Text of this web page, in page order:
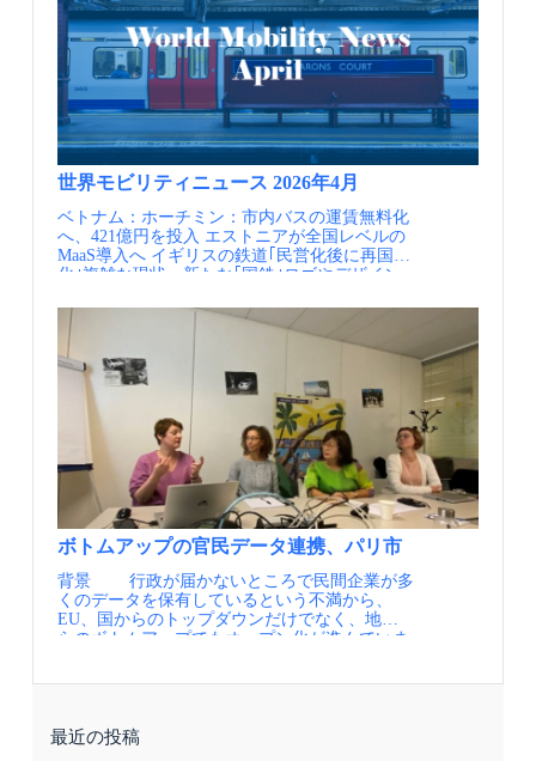
がっています。 その結果、路上を占めていた駐
車スペースが緑化や交流空間、駐輪場等へと転
換され、自家用車中心から人間中心への道路空
間の再編が進んでいます。 ポイント 自家用車
の削減を空間に変換する 道路空間を自家用車中
心から人間中心へ再配分するために、住民発の
取組を行政が支援している点が特徴です。カー
シェアへの転換を後押しすることで駐車を削減
し、緑化や交流空間などへの転換を進めていま
す。 こうしたハーグ市の政策は評価され、国内
「Deelaward（Dutch Shared Mobility Award）」
を受賞しています。 カーシェア実施前後の道路
空間の状況（上：実施前 下：実施後・資料⑤）
【資料・参考情報】 ①『What’s on the (Mobility)
村文彦（2025）「Ageing gracefully, moving
freely: Japan’s quest for senior mobility」 ②A
justice-centred nexus approach to rethinking
mobility, housing, and energy transitions — Fronika
de Wit, Utrecht University （2025.11 City of
Rotterdam／POLIS Annual Conference 2025）
③Geo-fenced Street Management : Incentive-based
Data Governance（2025.11 Nivel／POLIS
Annual Conference 2025）をもとに加工 ④“Can
you park that there?”Solving urban clutter with data
and design（2025.11 City of Rotterdam／POLIS
Annual Conference 2025） ⑤How The Hague
empowers communities through cooperative shared
Annual Conference 2025）
針にはロンドン市内での参照すべき具体的な事
例が示されており、身近な実際の整備例を参照
しながら検討できるようになっています。実務
担当者にとって有用なガイダンスとすることが
意図されています。 TfLは2022年に策定したBus
Action Planに基づき、2025年までに25kmの新た
なバスレーンを整備する25x25 bus priority
programmeに取り組んでいます。4年間で12か所
の整備を進める取り組みとなっており、 Bus
Priority Design Guidance 2025はこれらを並行し
しょう。 TfLはバスに関してBus Priority Design
Guidance 2025のほかにも様々なガイダンス類を
策定し、公表しています。たとえば、バスネッ
トワークやサービスの在り方に関するガイダン
ー設計に関するAccessible Bus Stop Design
Guidanceをはじめとした様々なガイダンスが公
表されています。これらのガイダンスにより、
バスに関する政策が市民の手元にどのような形
で届くかが明文化されています。TfLはこれら
のガイダンス類をはじめ多くのドキュメント
を、実務者向けのものであっても原則として一
般に公表しています。関係者間で方向性を共有
することはさることながら、市民に対する透明
性も確保し、各主体の理解を得ながら施策を進
めていく姿勢が映し出されています。 Bus
Priority Design Guidance 2025の表紙（出典②）
実際の適用例の写真が豊富に掲載されている
London, Bus action plan, 2022 ②Transport for
London, Bus Priority Design Guidance 2025, 2025
テーションがあります。このリスクを乗り越え
た大きなポイントとして、地域の方を巻き込む
ことができたことが挙げられます。事業の立ち
上げ当時から地域でソーシャルアントレプレナ
ー的に動いていただいた方が、現在もKADOの
マネジャーを担っています。 【現場での障壁】
事業を立ち上げ、続けていく中で、受注が伸び
ないなどの危機もあり、継続できる自治体はご
しての組織のあり方、地域を巻き込む姿勢も最
スを作ってきたということが一番の工夫点であ
る。ここでいう顧客は２つあり、１つ目は「ク
ライアント」が何を望んでいるのか、何を価値
として提案すべきなのか。２つ目は「ワーカー
パートナーシップ契約を結んでいるためワーカ
ーも顧客にあたる）」が何に困っているのか、
何を求めているか。これらを掛け合わせたスキ
ーム、場所、サポートを顧客起点で作ってきま
した。 ワーカーのスキルについては、クリエイ
ティブ系を習得すると、仕事が少なく、あって
も地域企業に競合がいて民業圧迫になってしま
う。行政がコストを投じて作った組織が、ビジ
ネスの経済合理性の中で奮闘している中小企業
をつぶすことになりかねない課題がありまし
た。 そこで、仕事を取ってきてからリスキリン
グするようにしています。まずはレッドオーシ
ャンでない仕事を見つけるようにしており、そ
のために必要なスキルとワーカーのスキルのギ
ャップを埋めるためにどういった内容のリスキ
リングが必要か設計しています。現在はワーカ
ーのスキルがついており提案型の営業もできる
ようになってきました。 【現場での障壁】専門
ングで技術習得を目指した 【資料・参考情報】
おり、2020年の本格運用からわずか数年で、市
民の日常の足を支えるサービスへと成長してい
ます。 2023年8月からはさらに、利用者の一
日の全行程をビーコン技術等により自動的に記
録し、移動履歴から地域の最も安価な運賃で自
動精算される、 「Be in, Be out」型の新しい運
賃決済システム、HVV Anyも導入されました。
これにより、従来の様に利用ごとにタップ、ゾ
ーンを選ぶ、決済するといった手間がなくな
り、移動のペインポイントを解消した、手ぶら
になる、市民と共に育つモビリティ・サービス
として、ハンブルグは挑戦を続けています。 公
共交通、シェアリング、電動キックボード等を
ワンストップで利用できるご当地MaaSが人気
極のMaaSも社会実装（出典①） ポイント HVV
Switchのポイントは、アプリ開発ではなく、都
市の移動を公的主体が主導しつつ、民間モビリ
ティ事業者とのオープンな連携を通じて、機能
と利便性を絶えずアップデート可能な制度設計
を実現した点にあります。 HVV Switchは導入
以降、民間事業者とのパートナーを着実に増や
しながら、オープンMaaSの思想により、国との
連携も進めながら、アジャイルにサービスを改
善し、日々成長、進化を続けています。 ドイツ
全土の月49ユーロで公共交通乗り放題（新幹線
除く）のドイツチケットは、ご当地MaaSのHVV
Switchからも購入可能で、開始前の50万DLから
開始後には、100万DLと倍増しています。 電子
チケットの仕様をドイツ全土で統一化し、現金
からデジタルに移行できた効果が現れた好事例
といえます。 HVV Anyのような「Be in, Be
out」型の自動記録によって、単なる乗車情報だ
特定せず、集約された形で分析され、モビリテ
す基盤として位置付け、この動きをデータで捉
え、都市経営に活かす戦略的意図から、独自の
モビリティデータ基盤の構築を進めています。
実施内容 ハンブルク市では、包括的な交通改
革戦略ハンブルク・タクトに基づき、個人の自
動車依存から脱却し、自転車・公共交通・シェ
アリングへの移行を促すため、都市計画から交
通ネットワークの設計、モビリティ・サービス
のニーズ把握や改善まで、すべてをデータドリ
ブンで支える方針を明確に打ち出し、システム
のデータ基盤の構築を進めています。この中核
となるのが、HVV（交通連合）が主導で整備し
ている市内の企業情報や渋滞、公共交通、天気
等の基礎データを蓄積している統一プラッフォ
供を義務付け、連携する民間の交通事業者に対
しては、単なる協力要請ではなく、安全なデー
タプラットフォームを構築した上で、「このデ
ータがあなたのサービス改善と収益向上につな
がる」という視点から丁寧な対話を重ね、デー
タの提供に繋げています。 統一プラットフォ
ームに蓄積されたデータは、ハンブルク市の都
市交通計画やインフラ整備の意思決定へと活用
されるとともに、ドイツ連邦によるMDSとも接
続され、地域で蓄積されたデータが、全国レベ
ル・EU全体の移動最適化にも重要な役割を果た
すことが期待されています。 市内の企業情報や
渋滞、公共交通、天気等の基礎データを統一プ
ラッフォームに蓄積（出典①） ポイント ハン
ブルク市が構築する地域のモビリティ・データ
スペースでは、リアルタイムの公共交通情報だ
けでなく、天気や道路の混雑状況、環境センサ
ーのデータまでが統合され、市民や事業者が自
データを共有するための基盤とルールを、包括
世界モビリティニュース 2026年4月
ベトナム：ホーチミン：市内バスの運賃無料化
へ、421億円を投入 エストニアが全国レベルの
MaaS導入へ イギリスの鉄道｢民営化後に再国営
化｣複雑な現状 新たな｢国鉄｣ロゴやデザイン
－燃料高騰、車の代替手段へ－ アイルランド：
アクティブ・トラベルの普及により、アイルラ
ンドの道路から毎日最大66万台の車が減ってい
ることが判明 ニューヨーク：車のない街で環境
を体感 NYC全域で４月25日、「Car-Free Earth
Day」開催 ドイツ：ドイツチケット（国内公共
交通乗り放題チケット）の2024-2026の評価結果
を公表Deutschlandticket wirkt ? mehr Potenzial
vorhanden ベルギー：市街地全域の速度抑制・
空間再構成による人中心のまちづくり 欧州：欧
州の都市レベルでの産官学の連携組織とその役
割、POLIS NETWORK（ポリス） 米国：ワシン
トンD.C.交通局（DDOT）が自動運転車政策に
日本モビリティ・マネジメント会議 定期的にメ
ールでの情報提供を希望される方はJCOMMの
Webページより、JCOMMメーリングリストへの
登録を行ってください。 JCOMMメーリングリ
り配信するニューズレターです。・MM関連ニ
ボトムアップの官民データ連携、パリ市
背景 行政が届かないところで民間企業が多
くのデータを保有しているという不満から、
EU、国からのトップダウンだけでなく、地域か
らのボトムアップでもオープン化が進んでいま
路・移動部のメラニーさんは、「ParisDataは、
最近の投稿